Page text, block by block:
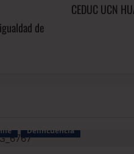
de
CEDUC UCN
Delincuencia